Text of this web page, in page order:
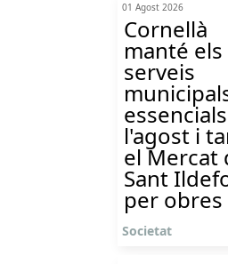
01 Agost 2026
Cornellà
manté els
serveis
l'agost i
el Mercat
Sant
per obres
Societat